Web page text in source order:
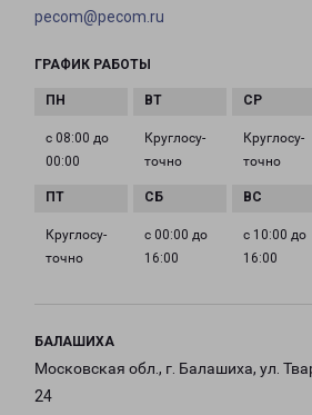
pecom@pecom.ru
ГРАФИК РАБОТЫ
с 08:00 до
00:00
Круглосу­
точно
Круглосу­
точно
Круглосу­
точно
с 00:00 до
16:00
с 10:00 до
16:00
БАЛАШИХА
Московская обл., г. Балашиха, ул.
24